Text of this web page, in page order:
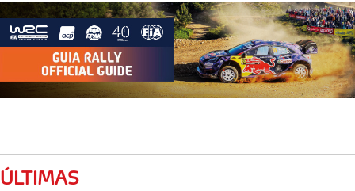
ÚLTIMAS